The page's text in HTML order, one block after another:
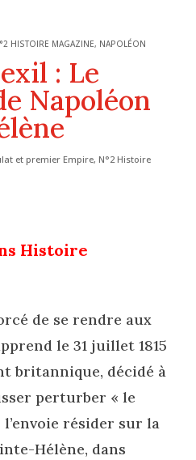
HISTOIRE MAGAZINE, NAPOLÉON
: Le
Napoléon
et premier Empire, N°2 Histoire
Histoire
de se rendre aux
le 31 juillet 1815
britannique, décidé à
perturber « le
l’envoie résider sur la
Hélène, dans